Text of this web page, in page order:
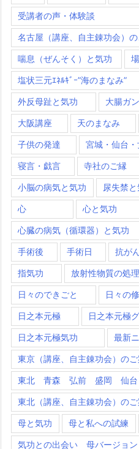
受講者の声・体験談
名古屋（講座、自主錬功会）
喘息（ぜんそく）と気功
塩状三元ｴﾈﾙｷﾞｰ”海のまなみ”
外反母趾と気功 大腸ガン
大阪講座 天のまなみ
子供の発達 宮城・仙台
寝言・戯言 寺社のご縁
小脳の病気と気功 尿失禁
心 心と気功
心臓の病気（循環器）と気功
手術後 手術日 抗が
指気功 放射性物質の処理
日々のできごと 日々の
日之本元極 日之本元極
日之本元極気功 最新
東京（講座、自主錬功会）の
東北 青森 弘前 盛岡 仙台
東北（講座、自主錬功会）の
母と気功 母と私への試練
気功との出会い 母バージョン